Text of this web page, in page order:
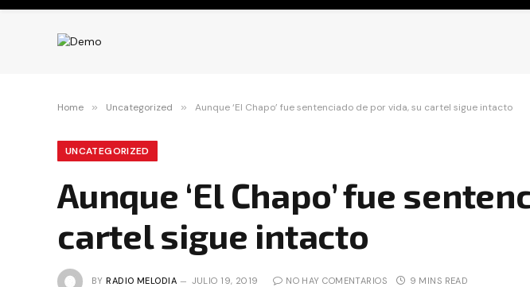
Home » Uncategorized » Aunque ‘El Chapo’ fue sentenciado de por vida, su cartel sigue intacto
UNCATEGORIZED
Aunque ‘El Chapo’ fue
cartel sigue intacto
BY RADIO MELODIA JULIO 19, 2019 NO HAY COMENTARIOS 9 MINS READ